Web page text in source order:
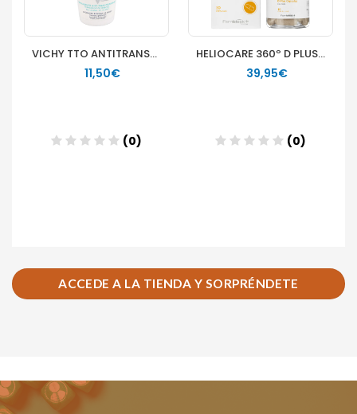
ACCEDE A LA TIENDA Y SORPRÉNDETE